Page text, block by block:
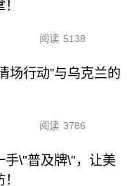
阅读 5138
场行动”与乌克兰的
阅读 3786
手\"普及牌\"，让美